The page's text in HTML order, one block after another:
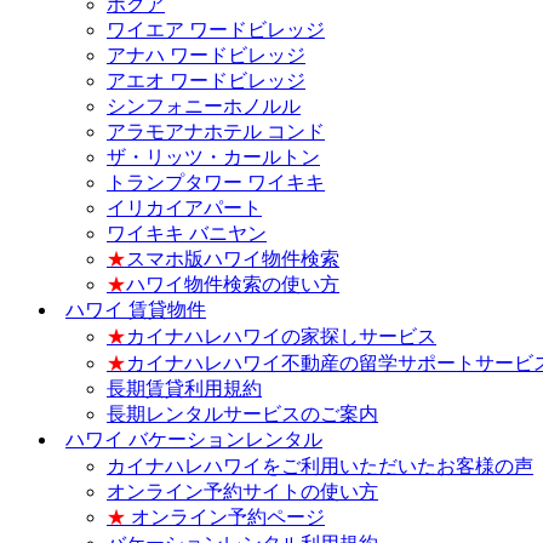
ホクア
ワイエア ワードビレッジ
アナハ ワードビレッジ
アエオ ワードビレッジ
シンフォニーホノルル
アラモアナホテル コンド
ザ・リッツ・カールトン
トランプタワー ワイキキ
イリカイアパート
ワイキキ バニヤン
★スマホ版ハワイ物件検索
★ハワイ物件検索の使い方
ハワイ 賃貸物件
★カイナハレハワイの家探しサービス
★カイナハレハワイ不動産の留学サポートサービ
長期賃貸利用規約
長期レンタルサービスのご案内
ハワイ バケーションレンタル
カイナハレハワイをご利用いただいたお客様の声
オンライン予約サイトの使い方
★ オンライン予約ページ